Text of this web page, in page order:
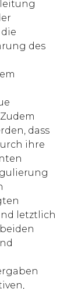
des
dass
ihre
letztlich